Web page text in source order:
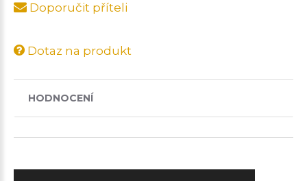
Doporučit příteli
Dotaz na produkt
HODNOCENÍ